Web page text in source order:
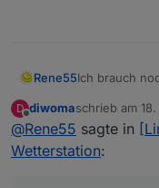
Rene55Ich brauch
ax" ? Ich
D
Offline
diwomaschrieb am
zuletzt editiert
@Rene55 sagte in
Wetterstation: